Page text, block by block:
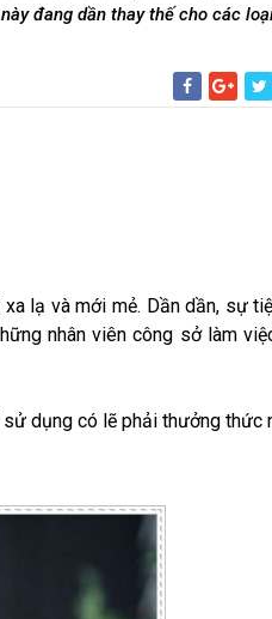
đang dần thay thế cho các
lạ và mới mẻ. Dần dần, sự
nhân viên công sở làm
dụng có lẽ phải thưởng thức